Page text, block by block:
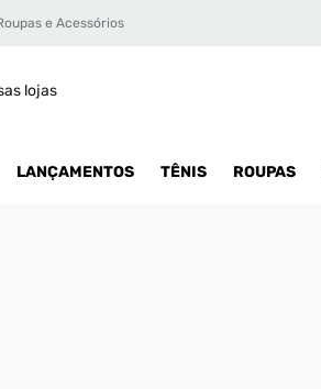
e Acessórios
lojas
LANÇAMENTOS TÊNIS ROUPAS
Icons Unissex